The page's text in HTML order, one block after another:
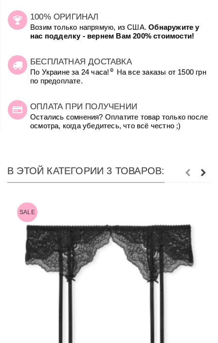
100% ОРИГИНАЛ
Возим только напрямую, из США.Обнаружите у
нас подделку - вернем Вам 200% стоимости!
БЕСПЛАТНАЯ ДОСТАВКА
По Украине за 24 часа! ☺
На все заказы от 1500 грн
по предоплате.
ОПЛАТА ПРИ ПОЛУЧЕНИИ
Остались сомнения? Оплатите товар только после
осмотра, когда убедитесь, что всё честно ;)
В ЭТОЙ КАТЕГОРИИ 3 ТОВАРОВ:
SALE